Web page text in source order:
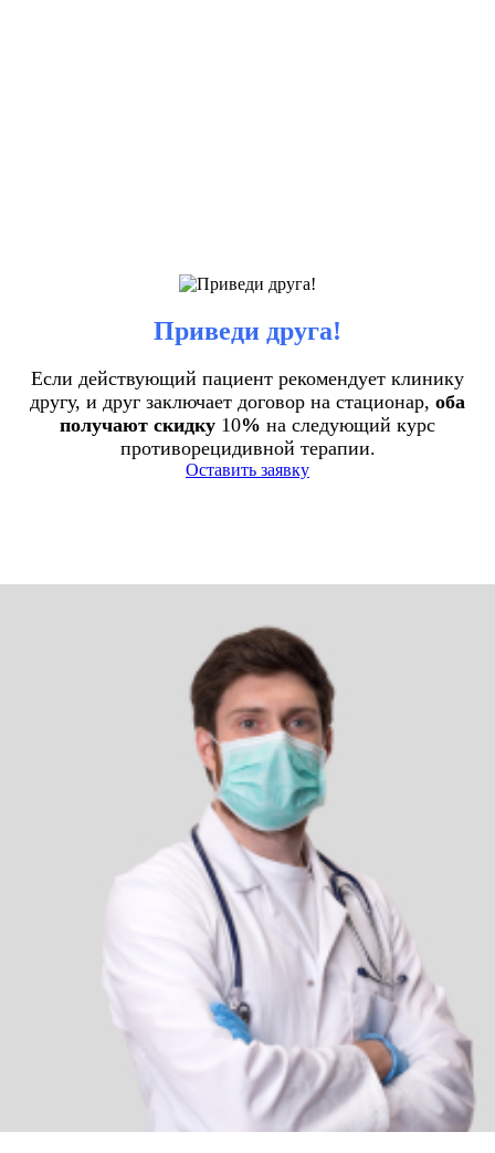
Приведи друга!
Если действующий пациент рекомендует клинику
другу, и друг заключает договор на стационар, оба
получают скидку 10% на следующий курс
противорецидивной терапии.
Оставить заявку